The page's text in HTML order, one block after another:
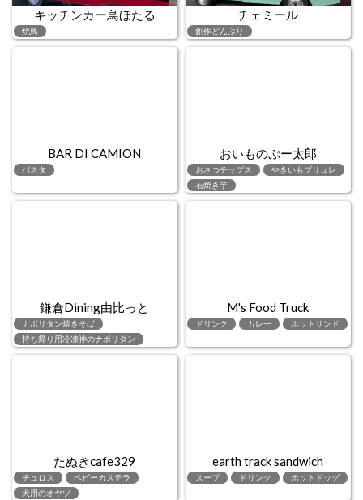
キッチンカー鳥ほたる
焼鳥
チェミール
創作どんぶり
BAR DI CAMION
パスタ
おいものぷー太郎
おさつチップス
やきいもブリュレ
石焼き芋
鎌倉Dining由比っと
ナポリタン焼きそば
持ち帰り用冷凍神のナポリタン
M's Food Truck
ドリンク カレー ホットサンド
たぬきcafe329
チュロス
ベビーカステラ
犬用のオヤツ
earth track sandwich
スープ ドリンク ホットドッグ